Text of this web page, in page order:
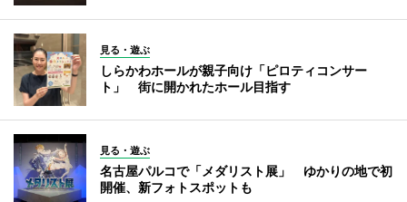
見る・遊ぶ
しらかわホールが親子向け「ピロティコンサー
ト」 街に開かれたホール目指す
見る・遊ぶ
名古屋パルコで「メダリスト展」 ゆかりの地で初
開催、新フォトスポットも